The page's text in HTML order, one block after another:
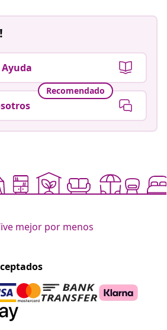
Recomendado
mejor por menos